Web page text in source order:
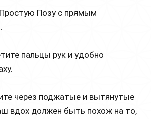
Позу с прямым
пальцы рук и удобно
через поджатые и вытянутые
вдох должен быть похож на то,